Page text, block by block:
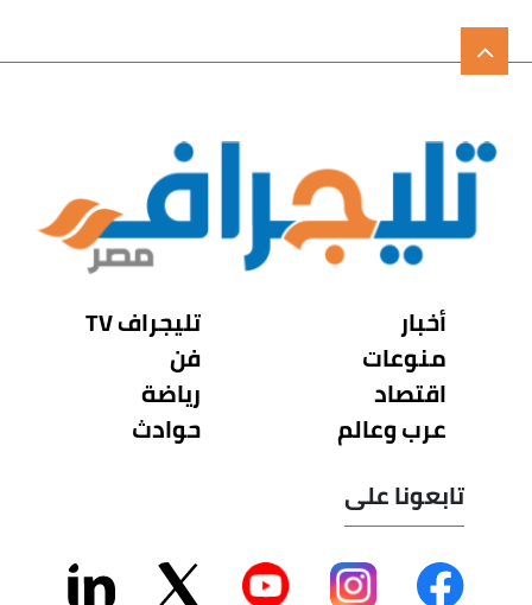
أخبار
منوعات
اقتصاد
عرب وعالم
تليجراف TV
فن
رياضة
حوادث
تابعونا على